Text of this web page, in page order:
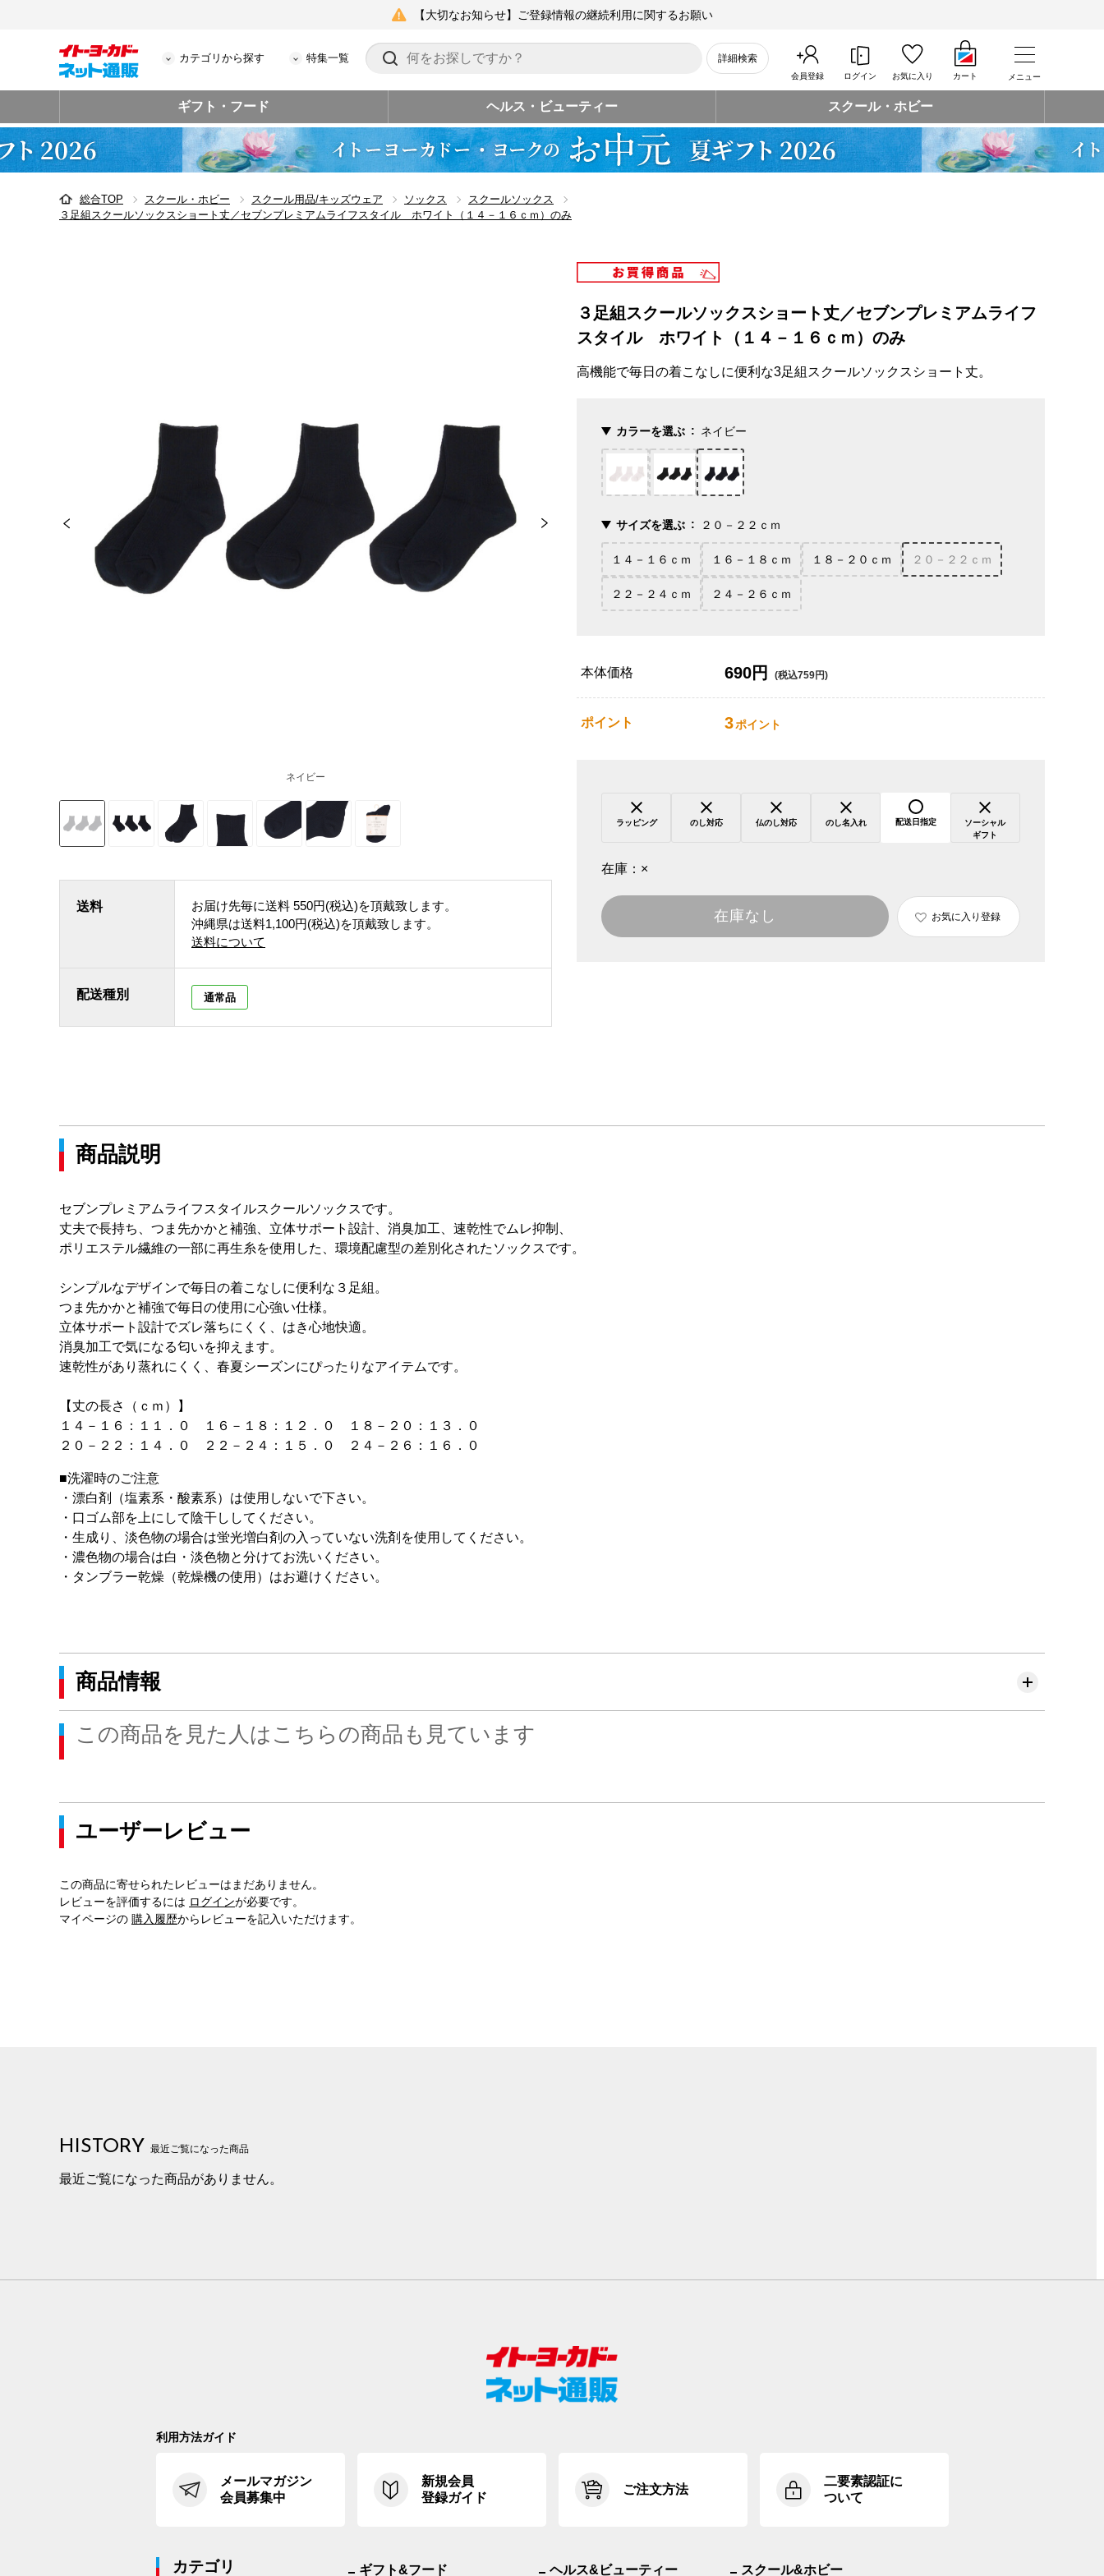
【大切なお知らせ】ご登録情報の継続利用に関するお願い
カテゴリから探す 特集一覧 詳細検索
会員登録 ログイン お気に入り カート メニュー
ギフト・フード ヘルス・ビューティー スクール・ホビー
総合TOP スクール・ホビー スクール用品/キッズウェア ソックス
スクールソックス
３足組スクールソックスショート丈／セブンプレミアムライフスタイル ホワイト（１４－１６ｃｍ）のみ
ネイビー
送料 お届け先毎に送料 550円(税込)を頂戴致します。
沖縄県は送料1,100円(税込)を頂戴致します。
送料について
配送種別 通常品
３足組スクールソックスショート丈／セブンプレミアムライフ
スタイル ホワイト（１４－１６ｃｍ）のみ
高機能で毎日の着こなしに便利な3足組スクールソックスショート丈。
カラーを選ぶ ネイビー
サイズを選ぶ ２０－２２ｃｍ
１４－１６ｃｍ １６－１８ｃｍ １８－２０ｃｍ ２０－２２ｃｍ
２２－２４ｃｍ ２４－２６ｃｍ
本体価格 690円 (税込759円)
ポイント 3ポイント
ラッピング のし対応 仏のし対応 のし名入れ 配送日指定
ソーシャル
ギフト
在庫： ×
在庫なし お気に入り登録
商品説明
セブンプレミアムライフスタイルスクールソックスです。
丈夫で長持ち、つま先かかと補強、立体サポート設計、消臭加工、速乾性でムレ抑制、
ポリエステル繊維の一部に再生糸を使用した、環境配慮型の差別化されたソックスです。
シンプルなデザインで毎日の着こなしに便利な３足組。
つま先かかと補強で毎日の使用に心強い仕様。
立体サポート設計でズレ落ちにくく、はき心地快適。
消臭加工で気になる匂いを抑えます。
速乾性があり蒸れにくく、春夏シーズンにぴったりなアイテムです。
【丈の長さ（ｃｍ）】
１４－１６：１１．０ １６－１８：１２．０ １８－２０：１３．０
２０－２２：１４．０ ２２－２４：１５．０ ２４－２６：１６．０
■洗濯時のご注意
・漂白剤（塩素系・酸素系）は使用しないで下さい。
・口ゴム部を上にして陰干ししてください。
・生成り、淡色物の場合は蛍光増白剤の入っていない洗剤を使用してください。
・濃色物の場合は白・淡色物と分けてお洗いください。
・タンブラー乾燥（乾燥機の使用）はお避けください。
商品情報
この商品を見た人はこちらの商品も見ています
ユーザーレビュー
この商品に寄せられたレビューはまだありません。
レビューを評価するには ログインが必要です。
マイページの 購入履歴からレビューを記入いただけます。
HISTORY 最近ご覧になった商品
最近ご覧になった商品がありません。
利用方法ガイド
メールマガジン
会員募集中
新規会員
登録ガイド
ご注文方法
二要素認証に
ついて
カテゴリ ギフト&フード ヘルス&ビューティー スクール&ホビー